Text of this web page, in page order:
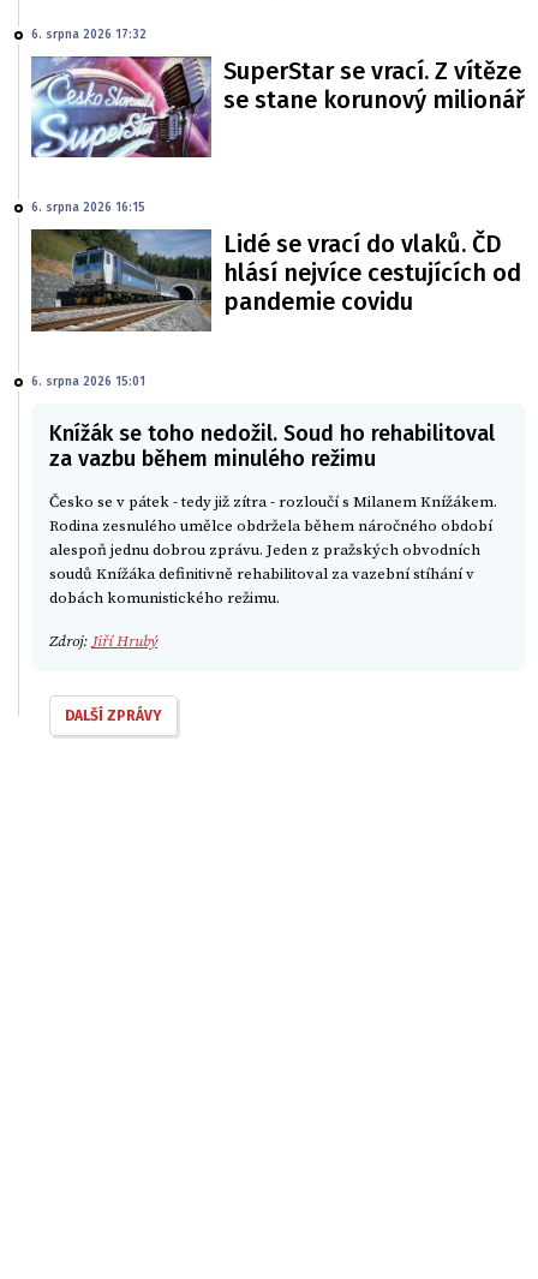
6. srpna 2026 17:32
SuperStar se vrací. Z vítěze
se stane korunový milionář
6. srpna 2026 16:15
Lidé se vrací do vlaků. ČD
hlásí nejvíce cestujících od
pandemie covidu
6. srpna 2026 15:01
Knížák se toho nedožil. Soud ho rehabilitoval
za vazbu během minulého režimu
Česko se v pátek - tedy již zítra - rozloučí s Milanem Knížákem.
Rodina zesnulého umělce obdržela během náročného období
alespoň jednu dobrou zprávu. Jeden z pražských obvodních
soudů Knížáka definitivně rehabilitoval za vazební stíhání v
dobách komunistického režimu.
Zdroj: Jiří Hrubý
DALŠÍ ZPRÁVY